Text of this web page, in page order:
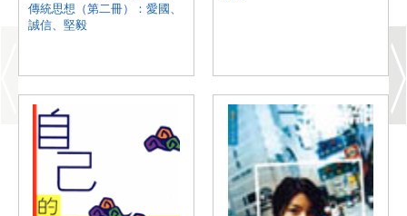
傳統思想（第二冊）：愛國、
誠信、堅毅